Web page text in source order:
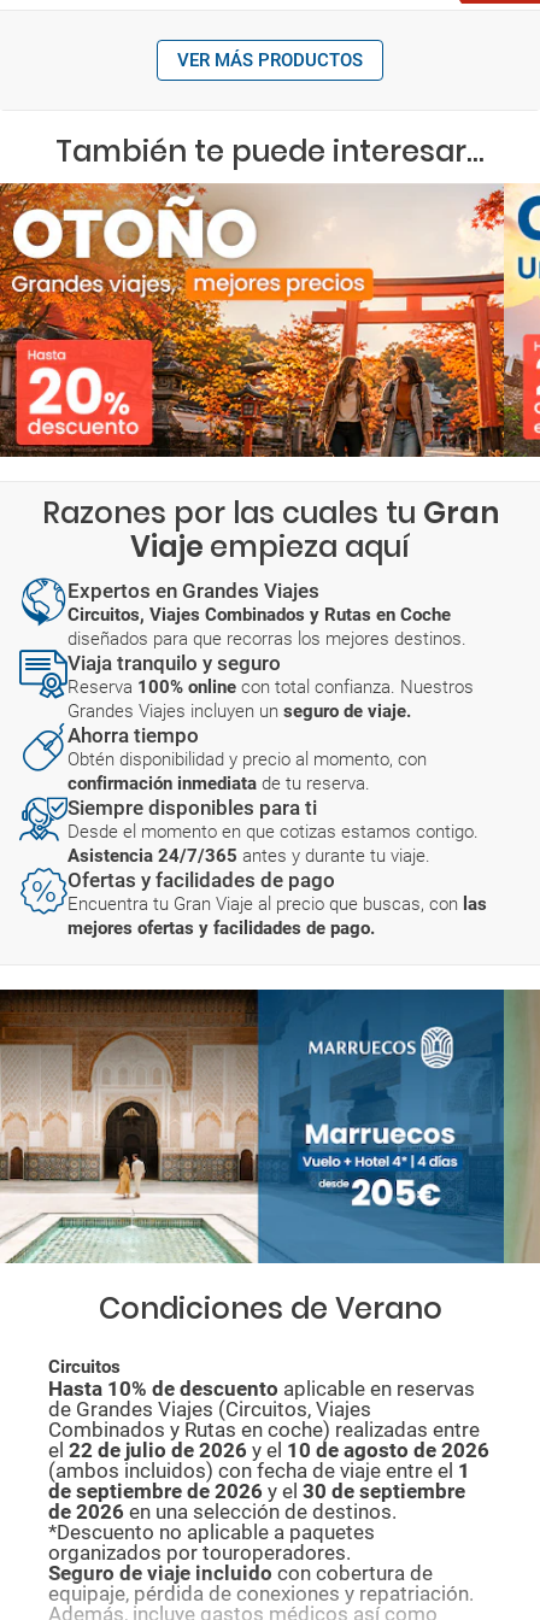
VER MÁS PRODUCTOS
También te puede interesar...
Razones por las cuales tu Gran
Viaje empieza aquí
Expertos en Grandes Viajes
Circuitos, Viajes Combinados y Rutas en Coche
diseñados para que recorras los mejores destinos.
Viaja tranquilo y seguro
Reserva 100% online con total confianza. Nuestros
Grandes Viajes incluyen un seguro de viaje.
Ahorra tiempo
Obtén disponibilidad y precio al momento, con
confirmación inmediata de tu reserva.
Siempre disponibles para ti
Desde el momento en que cotizas estamos contigo.
Asistencia 24/7/365 antes y durante tu viaje.
Ofertas y facilidades de pago
Encuentra tu Gran Viaje al precio que buscas, con las
mejores ofertas y facilidades de pago.
Condiciones de Verano
Circuitos
Hasta 10% de descuento aplicable en reservas
de Grandes Viajes (Circuitos, Viajes
Combinados y Rutas en coche) realizadas entre
el 22 de julio de 2026 y el 10 de agosto de 2026
(ambos incluidos) con fecha de viaje entre el 1
de septiembre de 2026 y el 30 de septiembre
de 2026 en una selección de destinos.
*Descuento no aplicable a paquetes
organizados por touroperadores.
Seguro de viaje incluido con cobertura de
equipaje, pérdida de conexiones y repatriación.
Además, incluye gastos médicos así como